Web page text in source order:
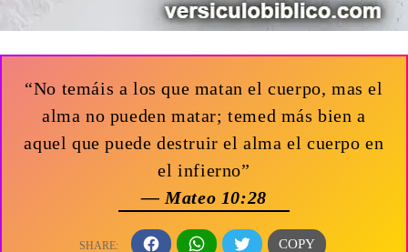
“No temáis a los que matan el cuerpo, mas el
alma no pueden matar; temed más bien a
aquel que puede destruir el alma el cuerpo en
el infierno”
— Mateo 10:28